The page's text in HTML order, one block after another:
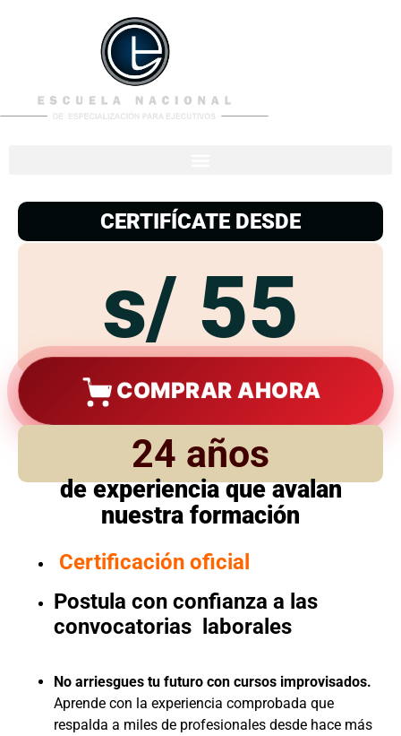
CERTIFÍCATE DESDE
s/ 55
COMPRAR AHORA
24 años
de experiencia que avalan
nuestra formación
Certificación oficial
Postula con confianza a las
convocatorias laborales
No arriesgues tu futuro con cursos improvisados.
Aprende con la experiencia comprobada que
respalda a miles de profesionales desde hace más